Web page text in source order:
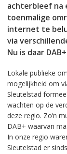
achterbleef na
toenmalige
internet te
via
Nu is daar
Lokale publieke
mogelijkheid om
Sleutelstad
wachten op de
deze regio. Zo’n
DAB+ waarvan
In onze regio
Sleutelstad er